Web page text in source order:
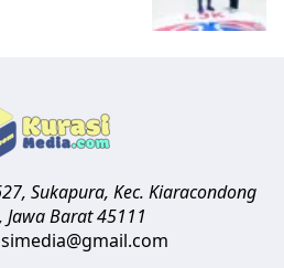
Sukapura, Kec. Kiaracondong
, Jawa Barat45111